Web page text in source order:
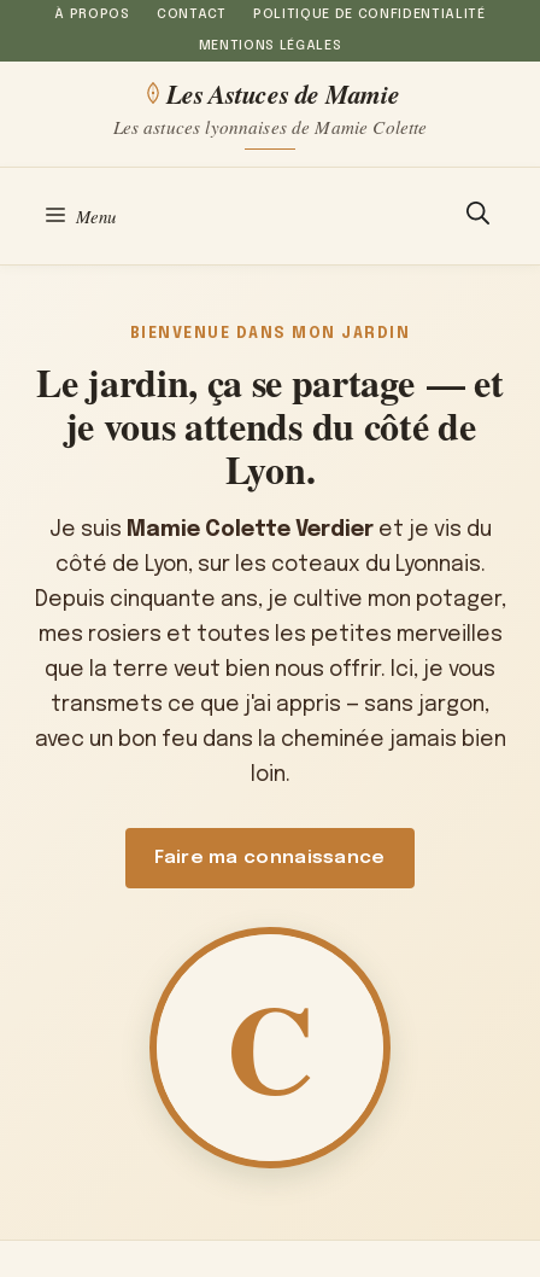
Aller
au
À PROPOS CONTACT POLITIQUE DE CONFIDENTIALITÉ
MENTIONS LÉGALES
Les Astuces de Mamie
Les astuces lyonnaises de Mamie Colette
Menu
BIENVENUE DANS MON JARDIN
Le jardin, ça se partage — et
je vous attends du côté de
Lyon.
Je suis Mamie Colette Verdieret je vis du
côté de Lyon, sur les coteaux du Lyonnais.
Depuis cinquante ans, je cultive mon potager,
mes rosiers et toutes les petites merveilles
que la terre veut bien nous offrir. Ici, je vous
transmets ce que j'ai appris — sans jargon,
avec un bon feu dans la cheminée jamais bien
loin.
Faire ma connaissance